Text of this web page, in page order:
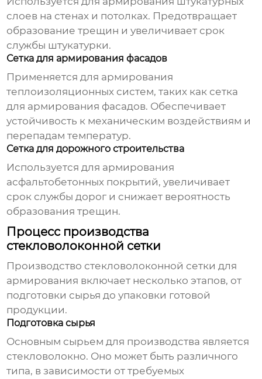
слоев на стенах и потолках. Предотвращает
образование трещин и увеличивает срок
службы штукатурки.
Сетка для армирования фасадов
Применяется для армирования
теплоизоляционных систем, таких как сетка
для армирования фасадов. Обеспечивает
устойчивость к механическим воздействиям и
перепадам температур.
Сетка для дорожного строительства
Используется для армирования
асфальтобетонных покрытий, увеличивает
срок службы дорог и снижает вероятность
образования трещин.
Процесс производства
стекловолоконной сетки
Производство стекловолоконной сетки для
армирования включает несколько этапов, от
подготовки сырья до упаковки готовой
продукции.
Подготовка сырья
Основным сырьем для производства является
стекловолокно. Оно может быть различного
типа, в зависимости от требуемых